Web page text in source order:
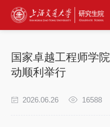
首页
招生工作
国家卓越工程师学
动顺利举行
2026.06.26 16588